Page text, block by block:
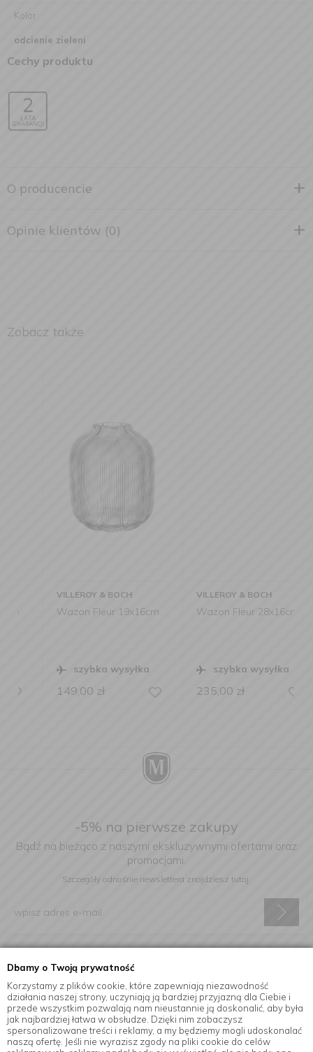
Dbamy o Twoją prywatność
Korzystamy z plików cookie, które zapewniają niezawodność
działania naszej strony, uczyniają ją bardziej przyjazną dla Ciebie i
przede wszystkim pozwalają nam nieustannie ją doskonalić, aby była
jak najbardziej łatwa w obsłudze. Dzięki nim zobaczysz
spersonalizowane treści i reklamy, a my będziemy mogli udoskonalać
naszą ofertę. Jeśli nie wyrazisz zgody na pliki cookie do celów
Kolor
odcienie zieleni
Cechy produktu
O producencie
Opinie klientów (0)
Zobacz także
VILLEROY & BOCH
Wazon Fleur 19x16cm
szybka wysyłka
149,00zł
VILLEROY & BOCH
Wazon Fleur 28x16cm
szybka wysyłka
235,00 zł
-5% na pierwsze zakupy
Bądź na bieżąco z naszymi ekskluzywnymi ofertami oraz
promocjami.
Szczegóły odnośnie newslettera znajdziesz tutaj.
elektroniczną na podany adres e-mail.
Informacje